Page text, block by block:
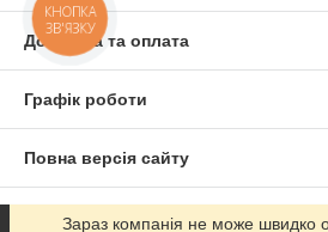
Доставка та оплата
Графік роботи
Повна версія сайту
Сайт створено на маркетплейсі
Зараз компанія не може швидко
КНОПКА
ЗВ'ЯЗКУ